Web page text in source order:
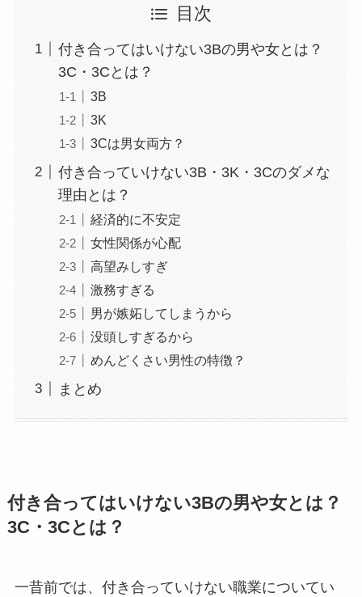
目次
付き合ってはいけない3Bの男や女とは？
3C・3Cとは？
3B
3K
3Cは男女両方？
付き合っていけない3B・3K・3Cのダメな
理由とは？
経済的に不安定
女性関係が心配
高望みしすぎ
激務すぎる
男が嫉妬してしまうから
没頭しすぎるから
めんどくさい男性の特徴？
まとめ
付き合ってはいけない3Bの男や女とは？
3C・3Cとは？
一昔前では、付き合っていけない職業についてい